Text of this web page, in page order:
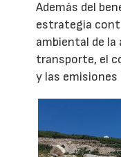
Además del
estrategia
ambiental de
transporte, el
y las emisiones